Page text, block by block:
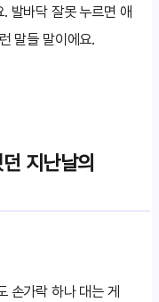
발바닥 잘못 누르면 애
말들 말이에요.
지난날의
손가락 하나 대는 게